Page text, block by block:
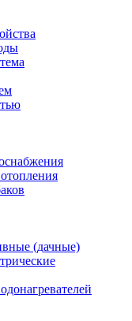
(дачные)